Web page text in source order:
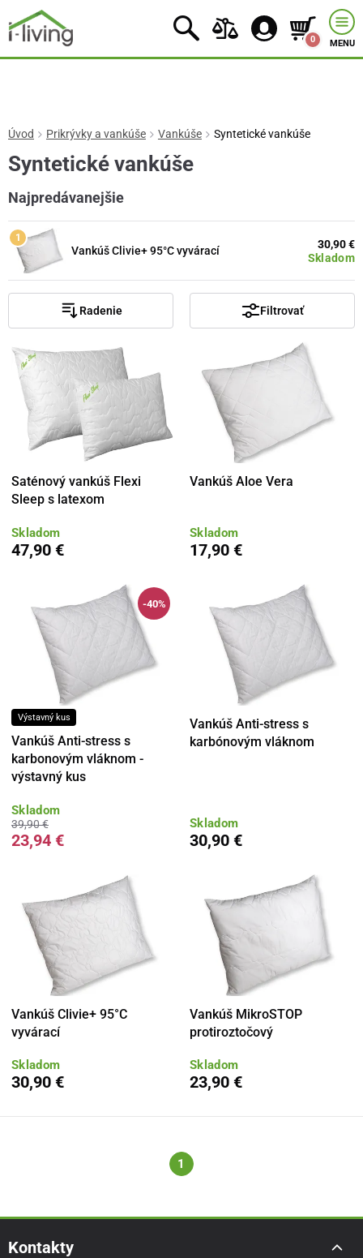
0 MENU
Úvod Prikrývky a vankúše Vankúše Syntetické vankúše
Syntetické vankúše
Najpredávanejšie
Vankúš Clivie+ 95°C vyvárací
Skladom
30,90 €
Radenie Filtrovať
Saténový vankúš Flexi
Sleep s latexom
Skladom
47,90 €
Vankúš Aloe Vera
Skladom
17,90 €
-40%
Výstavný kus
Vankúš Anti-stress s
karbonovým vláknom -
výstavný kus
Skladom
39,90 €
23,94 €
Vankúš Anti-stress s
karbónovým vláknom
Skladom
30,90 €
Vankúš Clivie+ 95°C
vyvárací
Skladom
30,90 €
Vankúš MikroSTOP
protiroztočový
Skladom
23,90 €
1
Kontakty